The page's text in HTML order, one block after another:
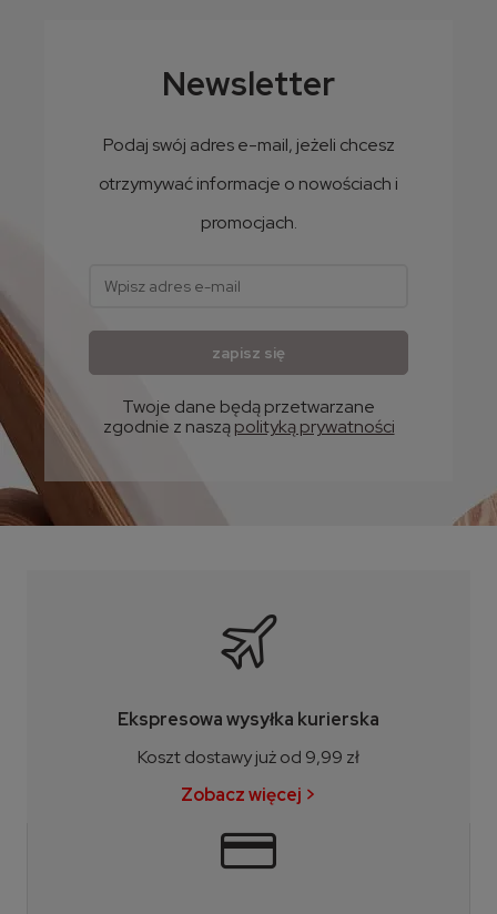
89,99 zł
Cena netto:73,16 zł
Newsletter
Podaj swój adres e-mail, jeżeli chcesz
otrzymywać informacje o nowościach i
promocjach.
zapisz się
Twoje dane będą przetwarzane
zgodnie z nasząpolityką prywatności
Ekspresowa wysyłka kurierska
Koszt dostawy już od 9,99 zł
Zobacz więcej >